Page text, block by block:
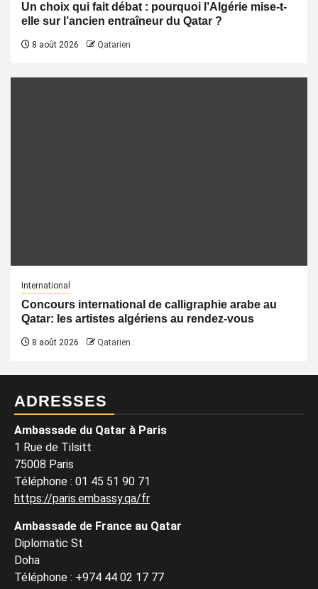
Un choix qui fait débat : pourquoi l’Algérie mise-t-
elle sur l’ancien entraîneur du Qatar ?
8 août 2026 Qatarien
International
Concours international de calligraphie arabe au
Qatar: les artistes algériens au rendez-vous
8 août 2026 Qatarien
ADRESSES
Ambassade du Qatar à Paris
1 Rue de Tilsitt
75008 Paris
Téléphone : 01 45 51 90 71
https://paris.embassy.qa/fr
Ambassade de France au Qatar
Diplomatic St
Doha
Téléphone : +974 44 02 17 77